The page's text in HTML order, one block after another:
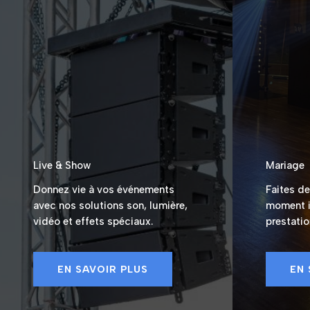
Live & Show
Donnez vie à vos événements
avec nos solutions son, lumière,
vidéo et effets spéciaux.
EN SAVOIR PLUS
Mariage
Faites
moment
EN